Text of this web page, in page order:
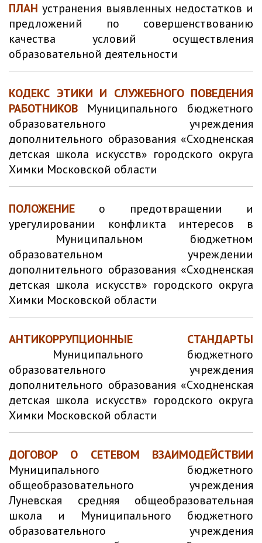
ПЛАН устранения выявленных недостатков и
предложений по совершенствованию
качества условий осуществления
образовательной деятельности
КОДЕКС ЭТИКИ И СЛУЖЕБНОГО ПОВЕДЕНИЯ
РАБОТНИКОВ
Муниципального бюджетного
образовательного учреждения
дополнительного образования «Сходненская
детская школа искусств» городского округа
Химки Московской области
ПОЛОЖЕНИЕ
о предотвращении и
урегулировании конфликта интересов в
Муниципальном бюджетном
образовательном учреждении
дополнительного образования «Сходненская
детская школа искусств» городского округа
Химки Московской области
АНТИКОРРУПЦИОННЫЕ СТАНДАРТЫ
Муниципального бюджетного
образовательного учреждения
дополнительного образования «Сходненская
детская школа искусств» городского округа
Химки Московской области
ДОГОВОР О СЕТЕВОМ ВЗАИМОДЕЙСТВИИ
Муниципального бюджетного
общеобразовательного учреждения
Луневская средняя общеобразовательная
школа и Муниципального бюджетного
образовательного учреждения